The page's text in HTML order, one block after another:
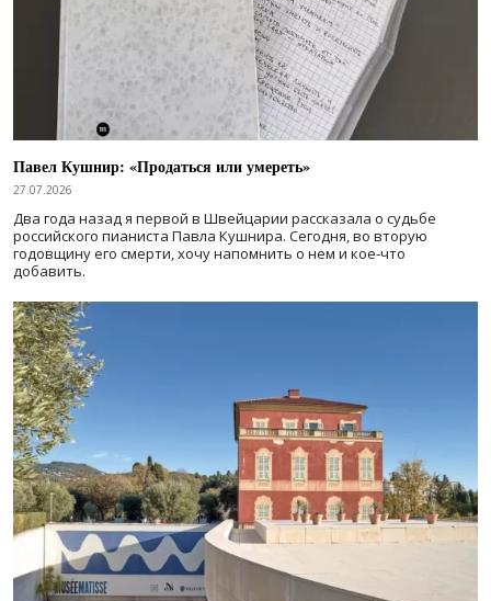
Павел Кушнир: «Продаться или умереть»
27.07.2026
Два года назад я первой в Швейцарии рассказала о судьбе
российского пианиста Павла Кушнира. Сегодня, во вторую
годовщину его смерти, хочу напомнить о нем и кое-что
добавить.